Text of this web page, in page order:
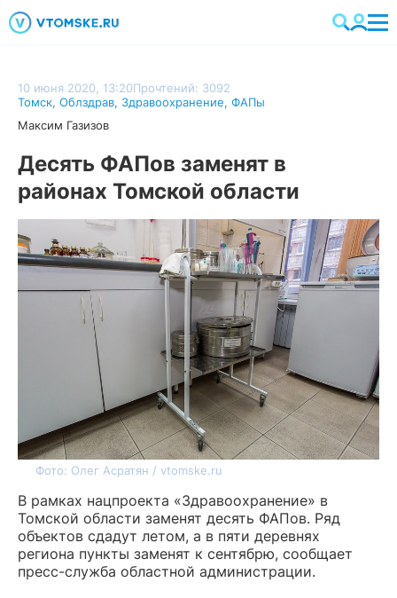
10 июня 2020, 13:20Прочтений: 3092
Томск, Облздрав, Здравоохранение, ФАПы
Максим Газизов
Десять ФАПов заменят в
районах Томской области
Фото: Олег Асратян / vtomske.ru
В рамках нацпроекта «Здравоохранение» в
Томской области заменят десять ФАПов. Ряд
объектов сдадут летом, а в пяти деревнях
региона пункты заменят к сентябрю, сообщает
пресс-служба областной администрации.